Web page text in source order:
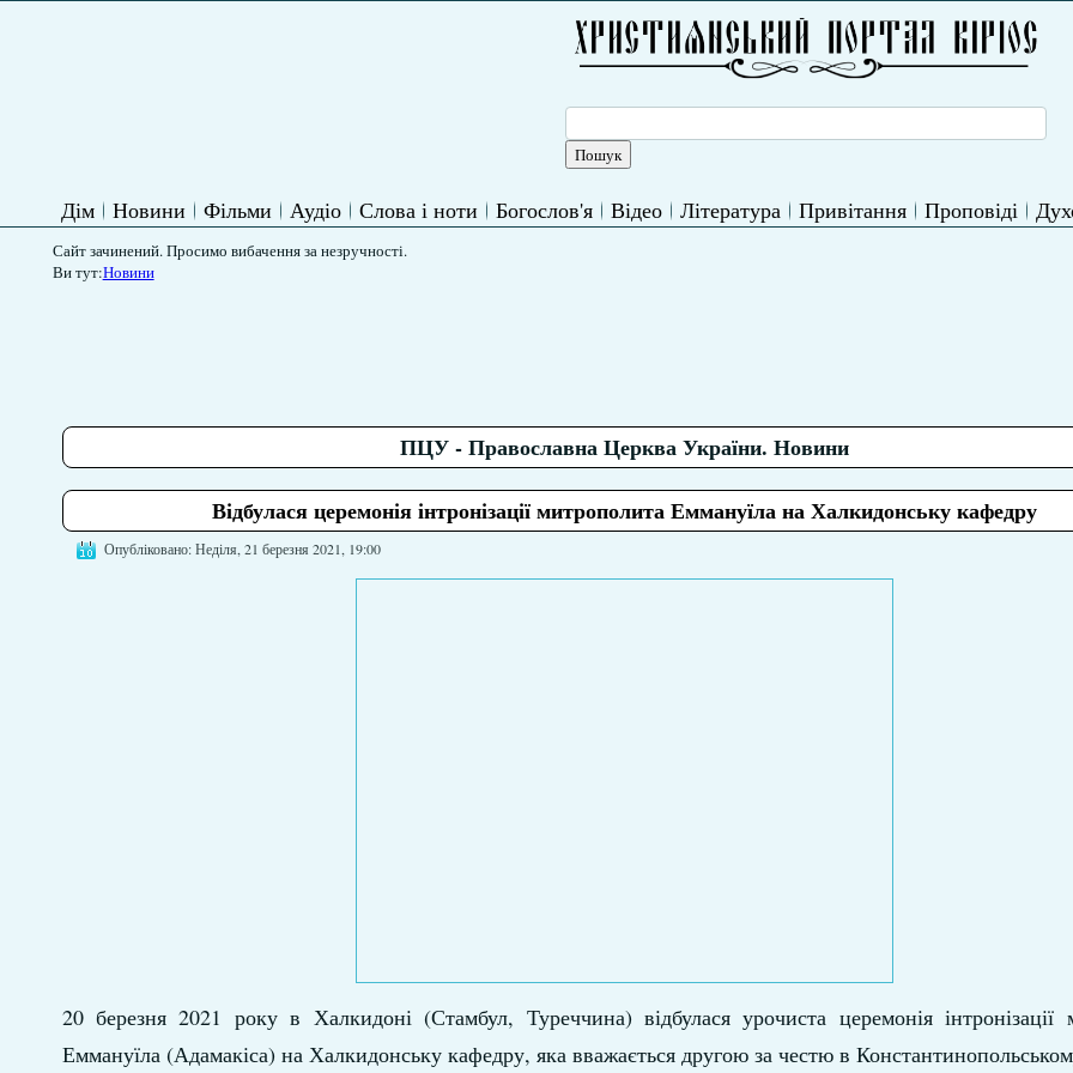
Дім Новини Фільми Аудіо Слова і ноти Богослов'я Відео Література Привітання Проповіді
Сайт зачинений. Просимо вибачення за незручності.
Ви тут:Новини
ПЦУ - Православна Церква України. Новини
Відбулася церемонія інтронізації митрополита Еммануїла на Халкидонську кафедру
Опубліковано: Неділя, 21 березня 2021, 19:00
20 березня 2021 року в Халкидоні (Стамбул, Туреччина) відбулася урочиста церемонія інтронізації
Еммануїла (Адамакіса) на Халкидонську кафедру, яка вважається другою за честю в